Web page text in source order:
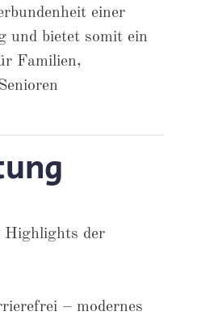
einer
und bietet somit ein
Familien,
Highlights der
– modernes